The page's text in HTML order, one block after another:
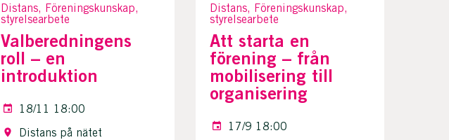
Distans, Föreningskunskap,
styrelsearbete
Valberedningens
roll – en
introduktion
18/11 18:00
Distans på nätet
Distans, Föreningskunskap,
styrelsearbete
Att starta en
förening – från
mobilisering till
organisering
17/9 18:00